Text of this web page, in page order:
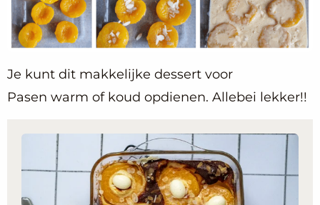
Je kunt dit makkelijke dessert voor
Pasen warm of koud opdienen. Allebei lekker!!